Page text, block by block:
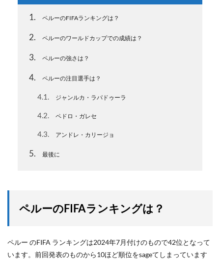
1 ペルーのFIFAランキングは？
2 ペルーのワールドカップでの成績は？
3 ペルーの強さは？
4 ペルーの注目選手は？
4.1 ジャンルカ・ラパドゥーラ
4.2 ペドロ・ガレセ
4.3 アンドレ・カリージョ
5 最後に
ペルーのFIFAランキングは？
ペルー のFIFA ランキングは2024年7月付けのもので42位となって
います。前回発表のものから10ほど順位をsageてしまっています